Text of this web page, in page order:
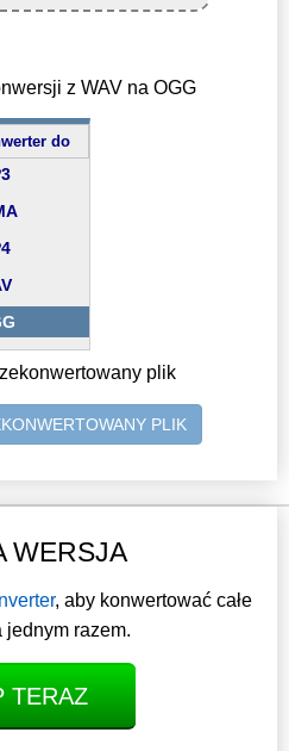
z WAV na OGG
do
plik
PLIK
WERSJA
, aby konwertować całe
jednym razem.
TERAZ